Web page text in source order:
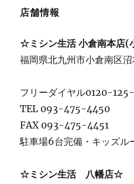
店舗情報
☆ミシン生活 小倉南本店
福岡県北九州市小倉南区
フリーダイヤル0120-
TEL 093-475-4450
FAX 093-475-4451
駐車場6台完備・キッズル
☆ミシン生活 八幡店☆